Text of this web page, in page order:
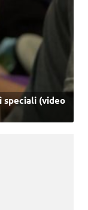
speciali (video